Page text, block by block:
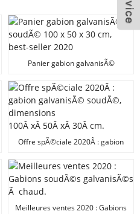
Panier gabion galvanisÃ©
seller 2020
Offre spÃ©ciale 2020Â : gabion
100Â xÂ 50Â xÂ 30Â cm.
Meilleures ventes 2020 : Gabions